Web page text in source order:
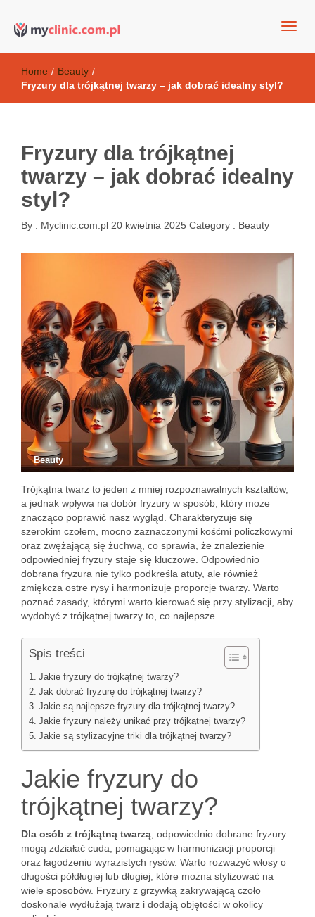
Kosmetyki antyoksydacyjne
Home / Beauty /
Fryzury dla trójkątnej twarzy – jak dobrać idealny styl?
Fryzury dla trójkątnej
twarzy – jak dobrać idealny
styl?
By : Myclinic.com.pl 20 kwietnia 2025 Category : Beauty
Beauty
Trójkątna twarz to jeden z mniej rozpoznawalnych kształtów,
a jednak wpływa na dobór fryzury w sposób, który może
znacząco poprawić nasz wygląd. Charakteryzuje się
szerokim czołem, mocno zaznaczonymi kośćmi policzkowymi
oraz zwężającą się żuchwą, co sprawia, że znalezienie
odpowiedniej fryzury staje się kluczowe. Odpowiednio
dobrana fryzura nie tylko podkreśla atuty, ale również
zmiękcza ostre rysy i harmonizuje proporcje twarzy. Warto
poznać zasady, którymi warto kierować się przy stylizacji, aby
wydobyć z trójkątnej twarzy to, co najlepsze.
Spis treści
Jakie fryzury do trójkątnej twarzy?
Jak dobrać fryzurę do trójkątnej twarzy?
Jakie są najlepsze fryzury dla trójkątnej twarzy?
Jakie fryzury należy unikać przy trójkątnej twarzy?
Jakie są stylizacyjne triki dla trójkątnej twarzy?
Jakie fryzury do
trójkątnej twarzy?
Dla osób z trójkątną twarzą , odpowiednio dobrane fryzury
mogą zdziałać cuda, pomagając w harmonizacji proporcji
oraz łagodzeniu wyrazistych rysów. Warto rozważyć włosy o
długości półdługiej lub długiej, które można stylizować na
wiele sposobów. Fryzury z grzywką zakrywającą czoło
doskonale wydłużają twarz i dodają objętości w okolicy